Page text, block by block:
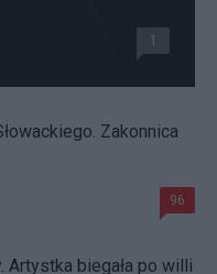
1
Zakonnica
96
Artystka biegała po willi